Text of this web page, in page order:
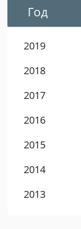
Год
2019
2018
2017
2016
2015
2014
2013